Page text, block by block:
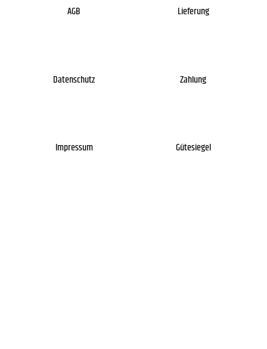
AGB
Datenschutz
Impressum
Lieferung
Zahlung
Gütesiegel